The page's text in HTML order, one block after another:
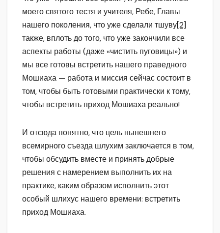
моего святого тестя и учителя, Ребе, Главы
нашего поколения, что уже сделали тшуву[2]
также, вплоть до того, что уже закончили все
аспекты работы (даже «чистить пуговицы») и
мы все готовы встретить нашего праведного
Мошиаха — работа и миссия сейчас состоит в
том, чтобы быть готовыми практически к тому,
чтобы встретить приход Мошиаха реально!
И отсюда понятно, что цель нынешнего
всемирного съезда шлухим заключается в том,
чтобы обсудить вместе и принять добрые
решения с намерением выполнить их на
практике, каким образом исполнить этот
особый шлихус нашего времени: встретить
приход Мошиаха.